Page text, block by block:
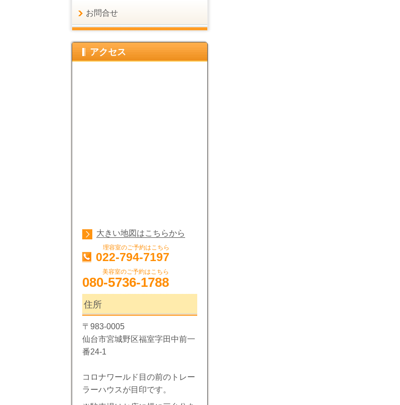
お問合せ
アクセス
大きい地図はこちらから
理容室のご予約はこちら
022-794-7197
美容室のご予約はこちら
080-5736-1788
住所
〒983-0005
仙台市宮城野区福室字田中前一
番24-1
コロナワールド目の前のトレー
ラーハウスが目印です。